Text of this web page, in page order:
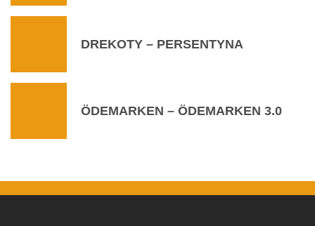
DREKOTY – PERSENTYNA
ÖDEMARKEN – ÖDEMARKEN 3.0